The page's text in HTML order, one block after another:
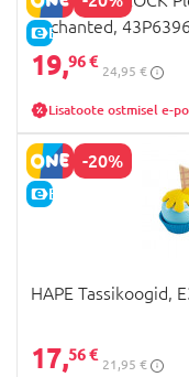
E-HIND
Enchanted, 43P6396
19,96 €
24,95 €
Lisatoote ostmisel e-
-20%
E-HIND
HAPE Tassikoogid,
17,56 €
21,95 €